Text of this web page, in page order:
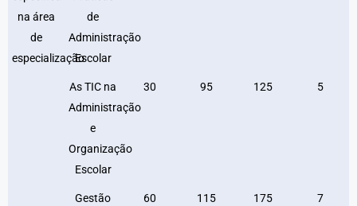
na área
de
especialização
de
Administração
Escolar
As TIC na
Administração
e
Organização
Escolar
30 95 125 5
Gestão
60 115 175 7